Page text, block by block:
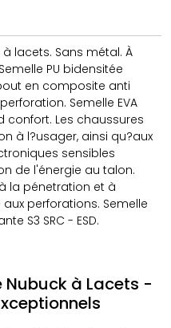
lacets. Sans métal. À
PU bidensitée
en composite anti
Semelle EVA
Les chaussures
à l?usager, ainsi qu?aux
sensibles
de l'énergie au talon.
la pénetration et à
perforations. Semelle
S3 SRC - ESD.
Nubuck à Lacets -